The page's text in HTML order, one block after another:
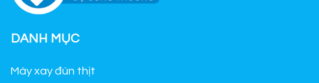
DANH MỤC
Máy xay đùn thịt